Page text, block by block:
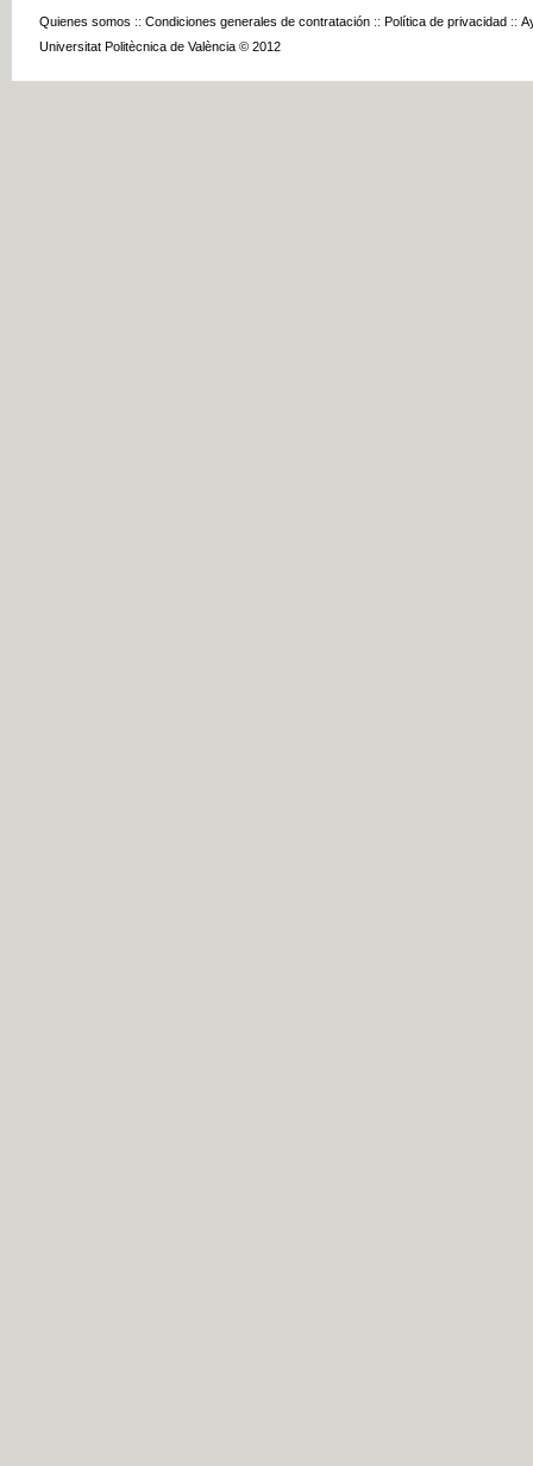
Quienes somos :: Condiciones generales de contratación :: Política de privacidad ::
Universitat Politècnica de València © 2012